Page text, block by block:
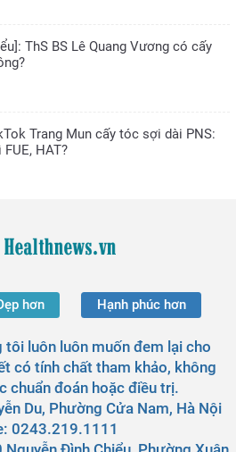
ThS BS Lê Quang Vương có cấy
Trang Mun cấy tóc sợi dài PNS:
FUE, HAT?
hơn Hạnh phúc hơn
tôi luôn luôn muốn đem lại cho
có tính chất tham khảo, không
chuẩn đoán hoặc điều trị.
Du, Phường Cửa Nam, Hà Nội
0243.219.1111